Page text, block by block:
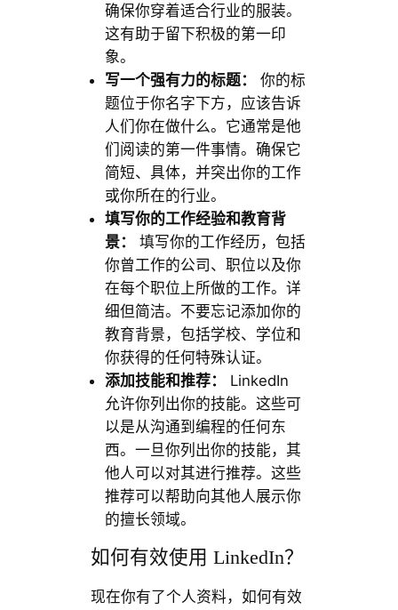
确保你穿着适合行业的服装。
这有助于留下积极的第一印
象。
写一个强有力的标题：
你的标
题位于你名字下方，应该告诉
人们你在做什么。它通常是他
们阅读的第一件事情。确保它
简短、具体，并突出你的工作
或你所在的行业。
填写你的工作经验和教育背
景：
填写你的工作经历，包括
你曾工作的公司、职位以及你
在每个职位上所做的工作。详
细但简洁。不要忘记添加你的
教育背景，包括学校、学位和
你获得的任何特殊认证。
添加技能和推荐：
LinkedIn
允许你列出你的技能。这些可
以是从沟通到编程的任何东
西。一旦你列出你的技能，其
他人可以对其进行推荐。这些
推荐可以帮助向其他人展示你
的擅长领域。
如何有效使用 LinkedIn？
现在你有了个人资料，如何有效